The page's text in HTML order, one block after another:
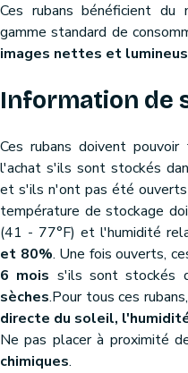
Ces rubans bénéficient
gamme standard de
images nettes et
Information de
Ces rubans doivent pouvoir
l'achat s'ils sont stockés
et s'ils n'ont pas été ouverts
température de stockage
(41 - 77°F) et l'humidité
et 80%. Une fois ouverts,
6 mois s'ils sont stockés
sèches.Pour tous ces rubans,
directe du soleil,
Ne pas placer à proximité
chimiques.